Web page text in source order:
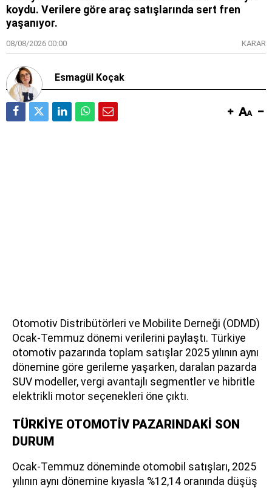
koydu. Verilere göre araç satışlarında sert fren
yaşanıyor.
08/08/2026 00:00 KARAR
Esmagül Koçak
Otomotiv Distribütörleri ve Mobilite Derneği (ODMD)
Ocak-Temmuz dönemi verilerini paylaştı. Türkiye
otomotiv pazarında toplam satışlar 2025 yılının aynı
dönemine göre gerileme yaşarken, daralan pazarda
SUV modeller, vergi avantajlı segmentler ve hibritle
elektrikli motor seçenekleri öne çıktı.
TÜRKİYE OTOMOTİV PAZARINDAKİ SON
DURUM
Ocak-Temmuz döneminde otomobil satışları, 2025
yılının aynı dönemine kıyasla %12,14 oranında düşüş